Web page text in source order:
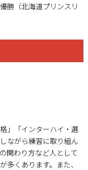
勝（北海道プリンスリ
」「インターハイ・選
ながら練習に取り組ん
関わり方など人として
多くあります。また、